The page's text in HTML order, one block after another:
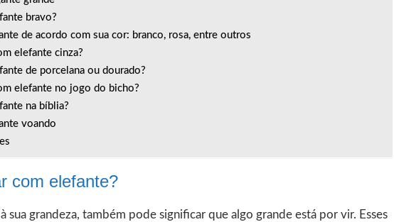
bravo?
de acordo com sua cor: branco, rosa, entre outros
elefante cinza?
de porcelana ou dourado?
elefante no jogo do bicho?
na bíblia?
voando
com elefante?
sua grandeza, também pode significar que algo grande está por vir. Esses